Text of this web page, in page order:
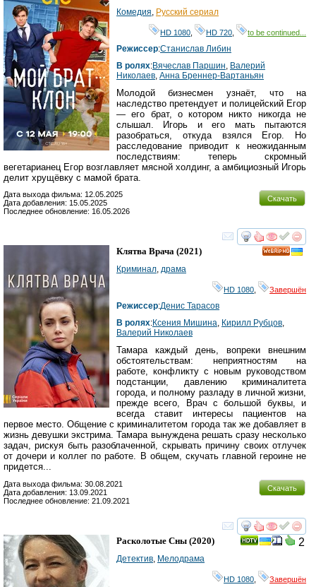
Комедия Русский сериал
HD 1080 HD 720 to be continued...
Режиссер:Станислав Либин
В ролях:Вячеслав Паршин Валерий
Николаев Анна Бреннер-Вартаньян
Молодой бизнесмен узнаёт, что на
наследство претендует и полицейский Егор
— его брат, о котором никто никогда не
слышал. Игорь и его мать пытаются
разобраться, откуда взялся Егор. Но
расследование приводит к неожиданным
последствиям: теперь скромный
вегетарианец Егор возглавляет мясной холдинг, а амбициозный Игорь
делит хрущёвку с мамой брата.
Скачать
Дата выхода фильма: 12.05.2025
Дата добавления: 15.05.2025
Последнее обновление: 16.05.2026
смотреть
Клятва Врача (2021)
Криминал, драма
HD 1080 Завершён
Режиссер:Денис Тарасов
В ролях:Ксения Мишина, Кирилл Рубцов,
Валерий Николаев
Тамара каждый день, вопреки внешним
обстоятельствам: неприятностям на
работе, конфликту с новым руководством
подстанции, давлению криминалитета
города, и полному разладу в личной жизни,
прежде всего, Врач с большой буквы, и
всегда ставит интересы пациентов на
первое место. Общение с криминалитетом города так же добавляет в
жизнь девушки экстрима. Тамара вынуждена решать сразу несколько
задач, рискуя быть разоблаченной, скрывать причину своих отлучек
от дочери и коллег по работе. В общем, скучать главной героине не
придется...
Скачать
Дата выхода фильма: 30.08.2021
Дата добавления: 13.09.2021
Последнее обновление: 21.09.2021
смотреть
2
Расколотые Сны (2020)
Детектив, Мелодрама
HD 1080 Завершён